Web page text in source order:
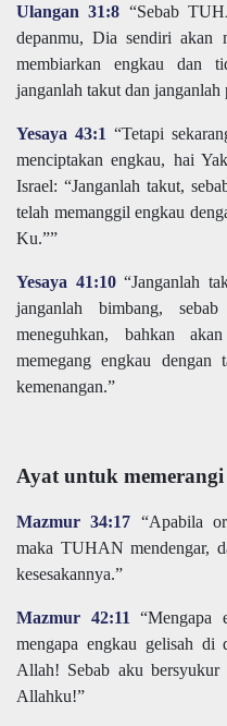
Ulangan 31:8 “Sebab
depanmu, Dia sendiri akan
membiarkan engkau dan
janganlah takut dan janganlah
Yesaya 43:1 “Tetapi
menciptakan engkau, hai
Israel: “Janganlah takut,
telah memanggil engkau
Ku.””
Yesaya 41:10“Janganlah
janganlah bimbang,
meneguhkan, bahkan
memegang engkau dengan
kemenangan.”
Ayat untuk memerangi
Mazmur 34:17 “Apabila
maka TUHAN mendengar,
kesesakannya.”
Mazmur 42:11
“Mengapa
mengapa engkau gelisah di
Allah! Sebab aku bersyukur
Allahku!”